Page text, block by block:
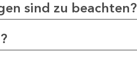
sind zu beachten?